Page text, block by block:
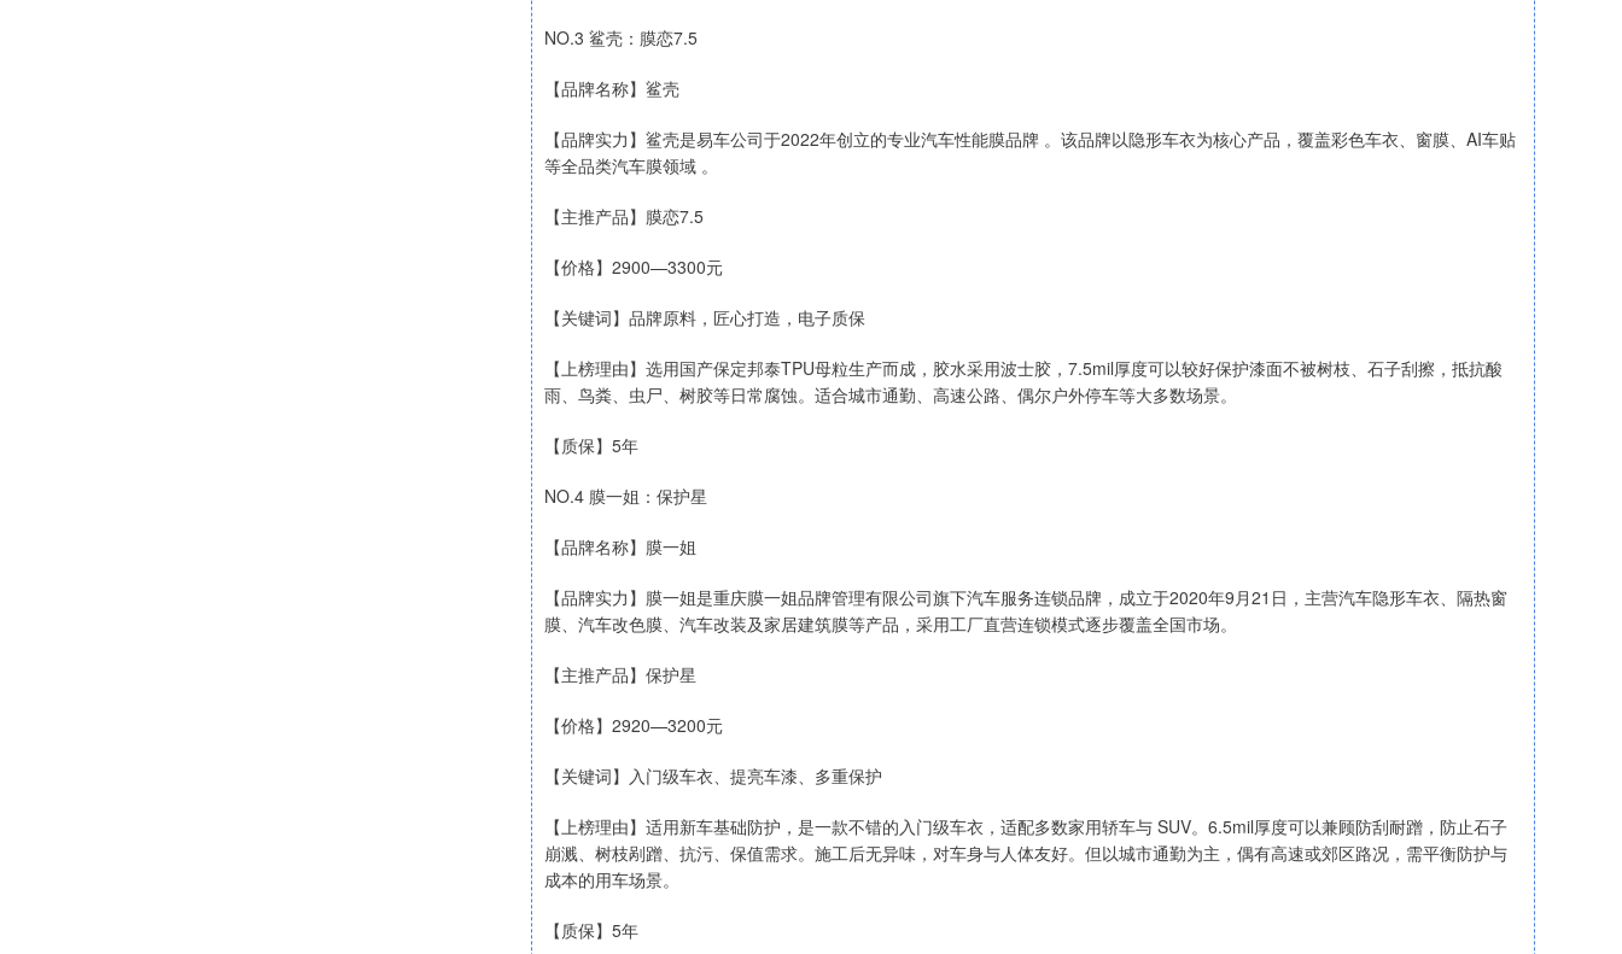
NO.3 鲨壳：膜恋7.5
【品牌名称】鲨壳
【品牌实力】鲨壳是易车公司于2022年创立的专业汽车性能膜品牌 。该品牌以隐形车衣为核心产品，覆盖彩色车衣、窗膜、AI车贴
等全品类汽车膜领域 。
【主推产品】膜恋7.5
【价格】2900—3300元
【关键词】品牌原料，匠心打造，电子质保
【上榜理由】选用国产保定邦泰TPU母粒生产而成，胶水采用波士胶，7.5mil厚度可以较好保护漆面不被树枝、石子刮擦，抵抗酸
雨、鸟粪、虫尸、树胶等日常腐蚀。适合城市通勤、高速公路、偶尔户外停车等大多数场景。
【质保】5年
NO.4 膜一姐：保护星
【品牌名称】膜一姐
【品牌实力】膜一姐是重庆膜一姐品牌管理有限公司旗下汽车服务连锁品牌，成立于2020年9月21日，主营汽车隐形车衣、隔热窗
膜、汽车改色膜、汽车改装及家居建筑膜等产品，采用工厂直营连锁模式逐步覆盖全国市场。
【主推产品】保护星
【价格】2920—3200元
【关键词】入门级车衣、提亮车漆、多重保护
【上榜理由】适用新车基础防护，是一款不错的入门级车衣，适配多数家用轿车与 SUV。6.5mil厚度可以兼顾防刮耐蹭，防止石子
崩溅、树枝剐蹭、抗污、保值需求。施工后无异味，对车身与人体友好。但以城市通勤为主，偶有高速或郊区路况，需平衡防护与
成本的用车场景。
【质保】5年